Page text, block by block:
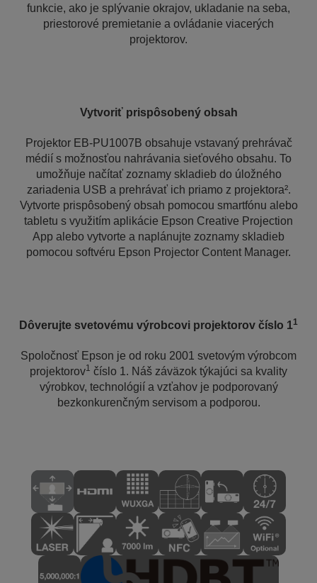
funkcie, ako je splývanie okrajov, ukladanie na seba,
priestorové premietanie a ovládanie viacerých
projektorov.
Vytvoriť prispôsobený obsah
Projektor EB-PU1007B obsahuje vstavaný prehrávač
médií s možnosťou nahrávania sieťového obsahu. To
umožňuje načítať zoznamy skladieb do úložného
zariadenia USB a prehrávať ich priamo z projektora².
Vytvorte prispôsobený obsah pomocou smartfónu alebo
tabletu s využitím aplikácie Epson Creative Projection
App alebo vytvorte a naplánujte zoznamy skladieb
pomocou softvéru Epson Projector Content Manager.
Dôverujte svetovému výrobcovi projektorov číslo 11
Spoločnosť Epson je od roku 2001 svetovým výrobcom
projektorov1 číslo 1. Náš záväzok týkajúci sa kvality
výrobkov, technológií a vzťahov je podporovaný
bezkonkurenčným servisom a podporou.